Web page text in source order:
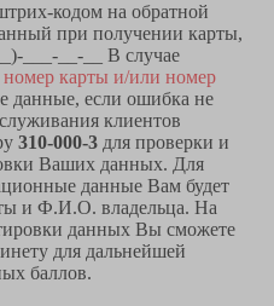
кодом на обратной
при получении карты,
___-__-__ В случае
карты и/или номер
данные, если ошибка не
клиентов
310-000-3 для проверки и
Ваших данных. Для
данные Вам будет
и Ф.И.О. владельца. На
данных Вы сможете
для дальнейшей
баллов.